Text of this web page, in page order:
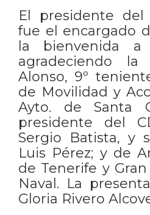
El presidente del
fue el encargado
la bienvenida a
agradeciendo
Alonso, 9º
de Movilidad y
Ayto. de Santa
presidente del
Sergio Batista, y
Luis Pérez; y de
de Tenerife y
Naval. La
Gloria Rivero